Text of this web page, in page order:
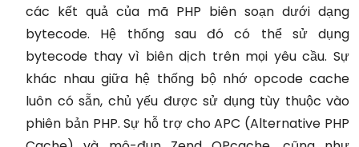
các kết quả của mã PHP biên soạn dưới dạng
bytecode. Hệ thống sau đó có thể sử dụng
bytecode thay vì biên dịch trên mọi yêu cầu. Sự
khác nhau giữa hệ thống bộ nhớ opcode cache
luôn có sẵn, chủ yếu được sử dụng tùy thuộc vào
phiên bản PHP. Sự hỗ trợ cho APC (Alternative PHP